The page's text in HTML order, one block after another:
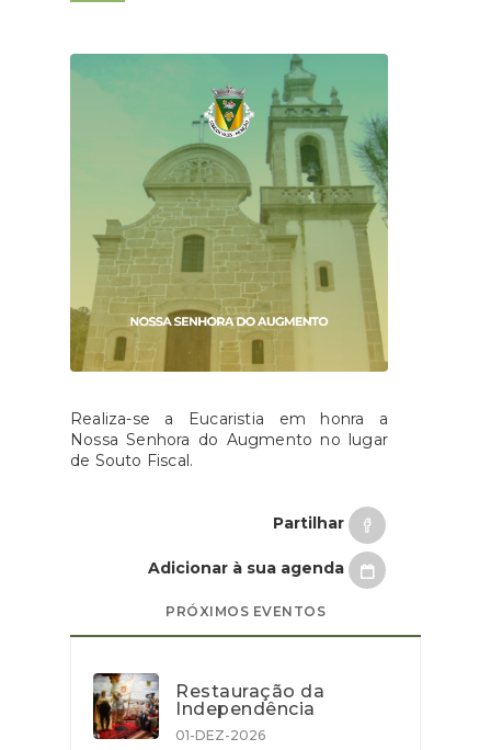
Realiza-se a Eucaristia em honra a
Nossa Senhora do Augmento no lugar
de Souto Fiscal.
Partilhar
Adicionar à sua agenda
PRÓXIMOS EVENTOS
Restauração da
Independência
01-DEZ-2026